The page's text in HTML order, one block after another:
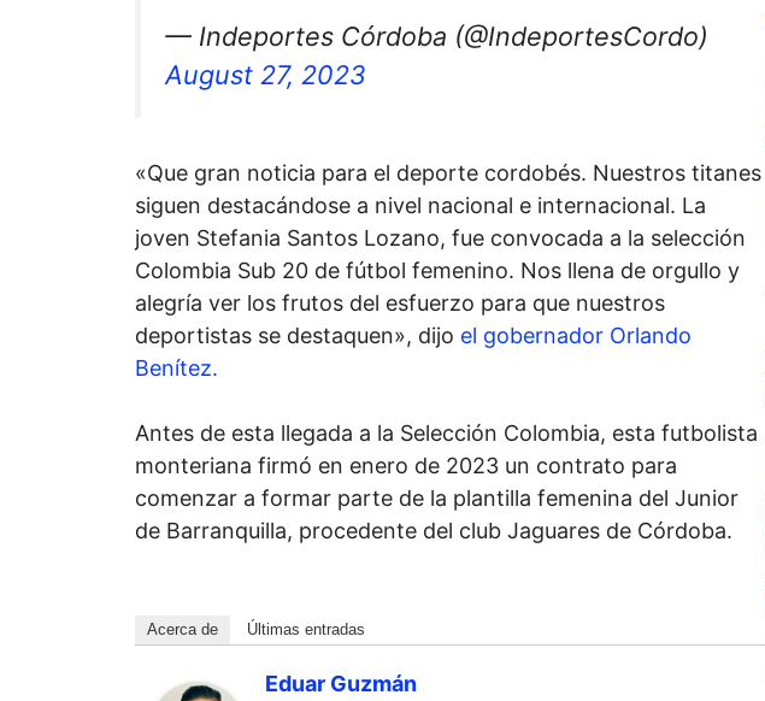
— Indeportes Córdoba (@IndeportesCordo)
August 27, 2023
«Que gran noticia para el deporte cordobés. Nuestros titanes
siguen destacándose a nivel nacional e internacional. La
joven Stefania Santos Lozano, fue convocada a la selección
Colombia Sub 20 de fútbol femenino. Nos llena de orgullo y
alegría ver los frutos del esfuerzo para que nuestros
deportistas se destaquen», dijo el gobernador Orlando
Benítez.
Antes de esta llegada a la Selección Colombia, esta futbolista
monteriana firmó en enero de 2023 un contrato para
comenzar a formar parte de la plantilla femenina del Junior
de Barranquilla, procedente del club Jaguares de Córdoba.
Acerca de Últimas entradas
Eduar Guzmán